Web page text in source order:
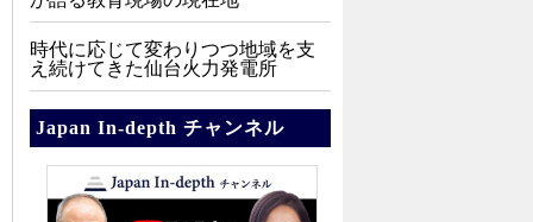
時代に応じて変わりつつ地域を支
え続けてきた仙台火力発電所
Japan In-depth チャンネル